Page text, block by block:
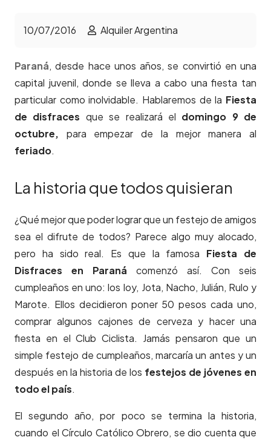
10/07/2016 Alquiler Argentina
Paraná, desde hace unos años, se convirtió en una
capital juvenil, donde se lleva a cabo una fiesta tan
particular como inolvidable. Hablaremos de la Fiesta
de disfraces que se realizará el domingo 9 de
octubre, para empezar de la mejor manera al
feriado.
La historia que todos quisieran
¿Qué mejor que poder lograr que un festejo de amigos
sea el difrute de todos? Parece algo muy alocado,
pero ha sido real. Es que la famosa Fiesta de
Disfraces
en Paraná comenzó así. Con seis
cumpleaños en uno: los Ioy, Jota, Nacho, Julián, Rulo y
Marote. Ellos decidieron poner 50 pesos cada uno,
comprar algunos cajones de cerveza y hacer una
fiesta en el Club Ciclista. Jamás pensaron que un
simple festejo de cumpleaños, marcaría un antes y un
después en la historia de los festejos de jóvenes en
todo el país.
El segundo año, por poco se termina la historia,
cuando el Círculo Católico Obrero, se dio cuenta que